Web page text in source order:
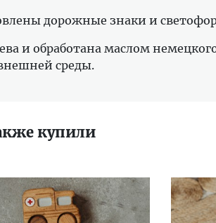
дорожные знаки и
и обработана маслом
среды.
купили